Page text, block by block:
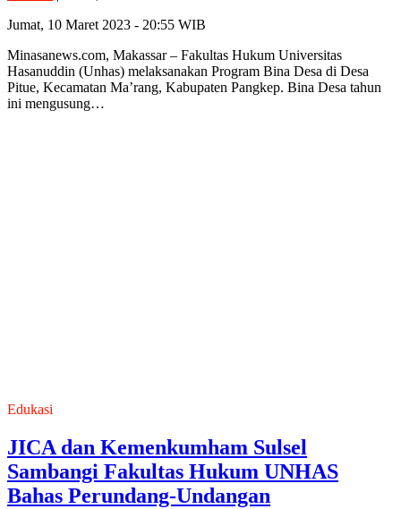
Jumat, 10 Maret 2023 - 20:55 WIB
Minasanews.com, Makassar – Fakultas Hukum Universitas
Hasanuddin (Unhas) melaksanakan Program Bina Desa di Desa
Pitue, Kecamatan Ma’rang, Kabupaten Pangkep. Bina Desa tahun
ini mengusung…
Edukasi
JICA dan Kemenkumham Sulsel
Sambangi Fakultas Hukum UNHAS
Bahas Perundang-Undangan